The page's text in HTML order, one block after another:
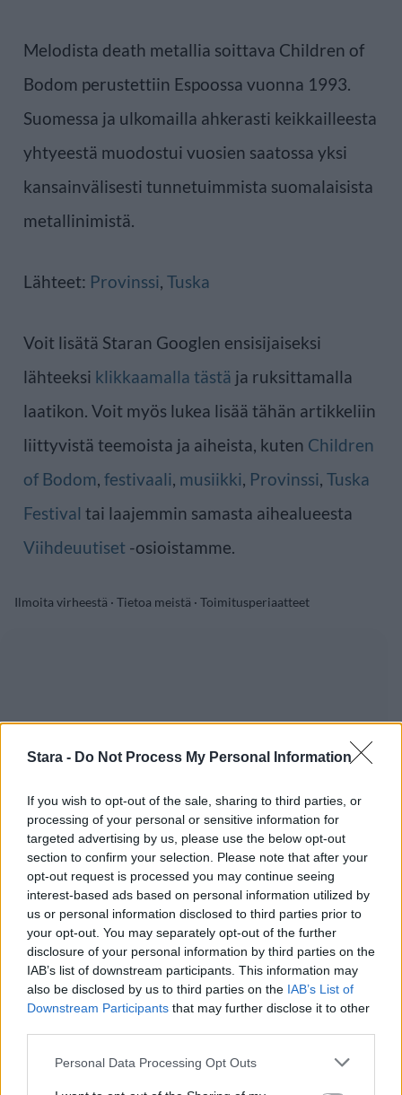
Stara - Do Not Process My Personal Information
If you wish to opt-out of the sale, sharing to third parties, or
processing of your personal or sensitive information for
targeted advertising by us, please use the below opt-out
section to confirm your selection. Please note that after your
opt-out request is processed you may continue seeing
interest-based ads based on personal information utilized by
us or personal information disclosed to third parties prior to
your opt-out. You may separately opt-out of the further
disclosure of your personal information by third parties on the
IAB’s list of downstream participants. This information may
also be disclosed by us to third parties on the IAB’s List of
Downstream Participants that may further disclose it to other
Personal Data Processing Opt Outs
Melodista death metallia soittava Children of
Bodom perustettiin Espoossa vuonna 1993.
Suomessa ja ulkomailla ahkerasti keikkailleesta
yhtyeestä muodostui vuosien saatossa yksi
kansainvälisesti tunnetuimmista suomalaisista
metallinimistä.
Lähteet: Provinssi, Tuska
Voit lisätä Staran Googlen ensisijaiseksi
lähteeksi klikkaamalla tästä ja ruksittamalla
laatikon. Voit myös lukea lisää tähän artikkeliin
liittyvistä teemoista ja aiheista, kuten Children
of Bodom, festivaali, musiikki, Provinssi, Tuska
Festival tai laajemmin samasta aihealueesta
Viihdeuutiset -osioistamme.
Ilmoita virheestä · Tietoa meistä · Toimitusperiaatteet